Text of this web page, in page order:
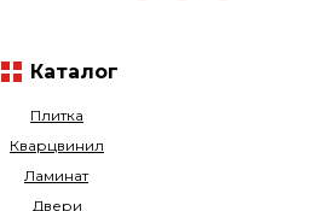
Плитка
Кварцвинил
Ламинат
Двери
Каталог